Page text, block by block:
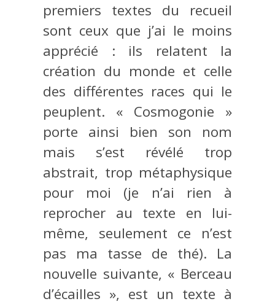
premiers textes du recueil
sont ceux que j’ai le moins
apprécié : ils relatent la
création du monde et celle
des différentes races qui le
peuplent. « Cosmogonie »
porte ainsi bien son nom
mais s’est révélé trop
abstrait, trop métaphysique
pour moi (je n’ai rien à
reprocher au texte en lui-
même, seulement ce n’est
pas ma tasse de thé). La
nouvelle suivante, « Berceau
d’écailles », est un texte à